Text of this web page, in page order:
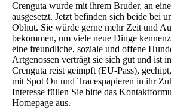
Crenguta wurde mit ihrem Bruder, an
ausgesetzt. Jetzt befinden sich beide bei
Obhut. Sie würde gerne mehr Zeit und
bekommen, um viele neue Dinge
eine freundliche, soziale und offene
Artgenossen verträgt sie sich gut und ist
Crenguta reist geimpft (EU-Pass),
mit Spot On und Tracespapieren in ihr
Interesse füllen Sie bitte das
Homepage aus.